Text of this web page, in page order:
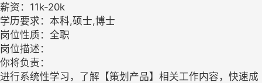
薪资：11k-20k
学历要求：本科,硕士,博士
岗位性质：全职
岗位描述：
你将负责：
进行系统性学习，了解【策划产品】相关工作内容，快速成